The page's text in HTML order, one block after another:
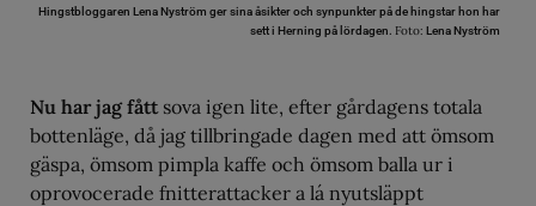
Hingstbloggaren Lena Nyström ger sina åsikter och synpunkter på de hingstar hon har
sett i Herning på lördagen. Foto: Lena Nyström
Nu har jag fåttsova igen lite, efter gårdagens totala
bottenläge, då jag tillbringade dagen med att ömsom
gäspa, ömsom pimpla kaffe och ömsom balla ur i
oprovocerade fnitterattacker a lá nyutsläppt